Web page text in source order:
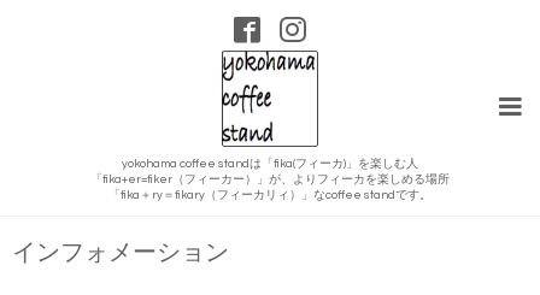
yokohama coffee standは「fika(フィーカ)」を楽しむ人
「fika+er=fiker（フィーカー）」が、よりフィーカを楽しめる場所
「fika＋ry＝fikary（フィーカリィ）」なcoffee standです。
インフォメーション